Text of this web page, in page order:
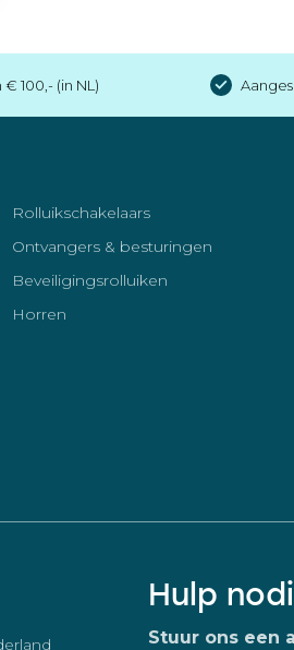
100,- (in NL)
Rolluikschakelaars
Ontvangers & besturingen
Beveiligingsrolluiken
Horren
Hulp
Stuur ons een